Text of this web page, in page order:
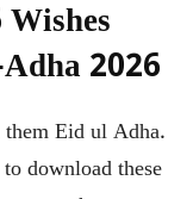
2026
them Eid ul Adha.
download these